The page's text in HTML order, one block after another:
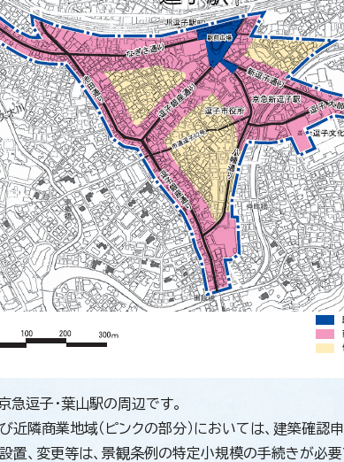
急逗子・葉山駅の周辺です。
近隣商業地域（ピンクの部分）においては、建築確
置、変更等は、景観条例の特定小規模の手続きが必要